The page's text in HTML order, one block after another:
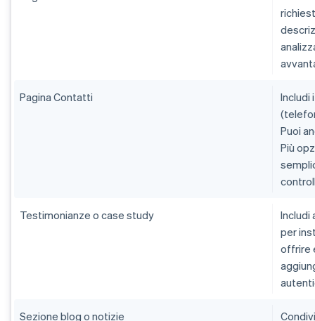
Pagina Contatti
Includi
Puoi
Più
Testimonianze o case study
Includi
per
offrire
Sezione blog o notizie